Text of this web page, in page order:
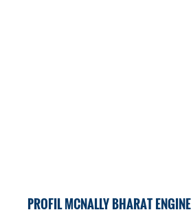
PROFIL MCNALLY BHARAT